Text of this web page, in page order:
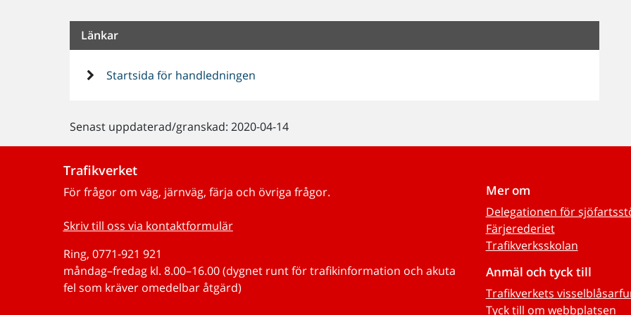
Länkar
Startsida för handledningen
Senast uppdaterad/granskad: 2020-04-14
Trafikverket
För frågor om väg, järnväg, färja och övriga frågor.
Skriv till oss via kontaktformulär
Ring, 0771-921 921
måndag–fredag kl. 8.00–16.00 (dygnet runt för trafikinformation och akuta
fel som kräver omedelbar åtgärd)
Mer om
Delegationen för
Färjerederiet
Trafikverksskolan
Anmäl och tyck till
Trafikverkets
Tyck till om webbplatsen